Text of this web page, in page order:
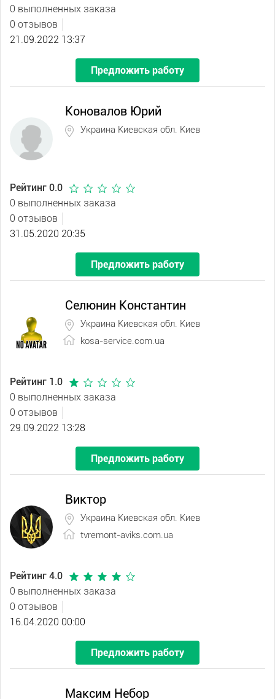
0 выполненных заказа
0 отзывов
21.09.2022 13:37
Предложить работу
Коновалов Юрий
Украина Киевская обл. Киев
Рейтинг 0.0
0 выполненных заказа
0 отзывов
31.05.2020 20:35
Предложить работу
Селюнин Константин
Украина Киевская обл. Киев
kosa-service.com.ua
Рейтинг 1.0
0 выполненных заказа
0 отзывов
29.09.2022 13:28
Предложить работу
Виктор
Украина Киевская обл. Киев
tvremont-aviks.com.ua
Рейтинг 4.0
0 выполненных заказа
0 отзывов
16.04.2020 00:00
Предложить работу
Максим Небор